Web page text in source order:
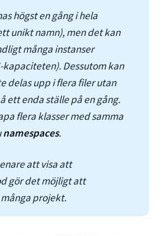
högst en gång i hela
unikt namn), men det kan
många instanser
kapaciteten). Dessutom kan
delas upp i flera filer utan
ett enda ställe på en gång.
flera klasser med samma
namespaces.
att visa att
gör det möjligt att
projekt.